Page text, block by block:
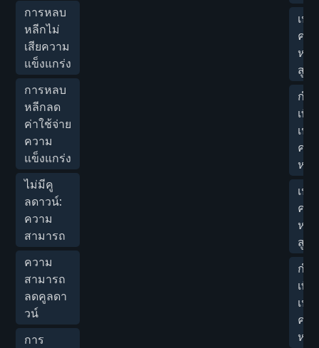
การหลบ
หลีกไม่
เสียความ
แข็งแกร่ง
การหลบ
หลีกลด
ค่าใช้จ่าย
ความ
แข็งแกร่ง
ไม่มีคู
ลดาวน์:
ความ
สามารถ
ความ
สามารถ
ลดคูลดา
วน์
การ
เป
คว
หา
สูง
กำ
เพิ่
เป
คว
หา
เป
คว
หา
สูง
กำ
เพิ่
เป
คว
หา